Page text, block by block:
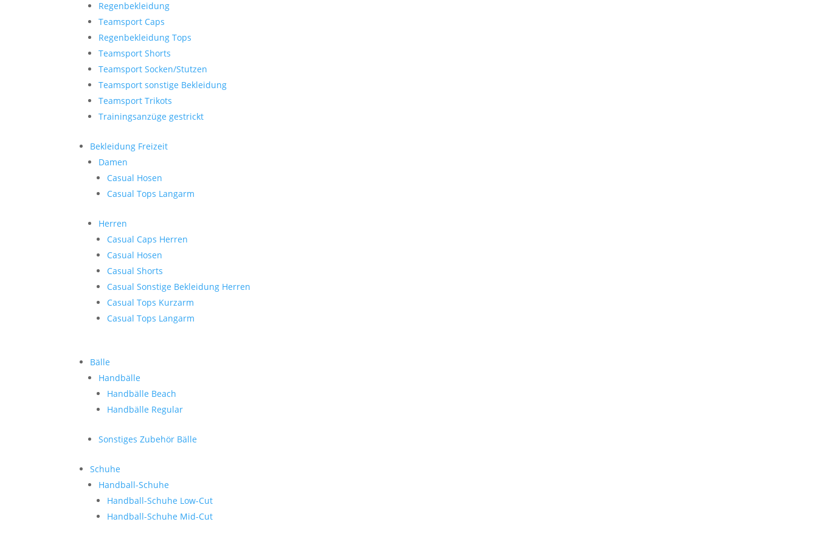
Regenbekleidung
Teamsport Caps
Regenbekleidung Tops
Teamsport Shorts
Teamsport Socken/Stutzen
Teamsport sonstige Bekleidung
Teamsport Trikots
Trainingsanzüge gestrickt
Bekleidung Freizeit
Damen
Casual Hosen
Casual Tops Langarm
Herren
Casual Caps Herren
Casual Hosen
Casual Shorts
Casual Sonstige Bekleidung Herren
Casual Tops Kurzarm
Casual Tops Langarm
Bälle
Handbälle
Handbälle Beach
Handbälle Regular
Sonstiges Zubehör Bälle
Schuhe
Handball-Schuhe
Handball-Schuhe Low-Cut
Handball-Schuhe Mid-Cut